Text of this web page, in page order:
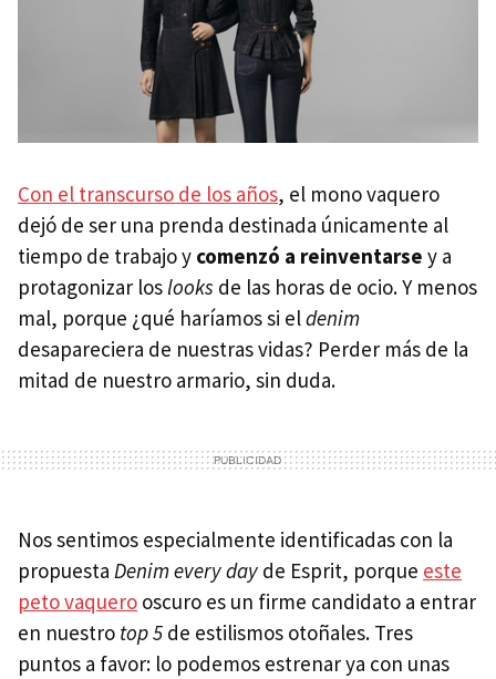
Con el transcurso de los años, el mono vaquero
dejó de ser una prenda destinada únicamente al
tiempo de trabajo y comenzó a reinventarse y a
protagonizar loslooks de las horas de ocio. Y menos
mal, porque ¿qué haríamos si eldenim
desapareciera de nuestras vidas? Perder más de la
mitad de nuestro armario, sin duda.
Nos sentimos especialmente identificadas con la
propuesta Denim every day de Esprit, porque este
peto vaquero oscuro es un firme candidato a entrar
en nuestro top 5 de estilismos otoñales. Tres
puntos a favor: lo podemos estrenar ya con unas